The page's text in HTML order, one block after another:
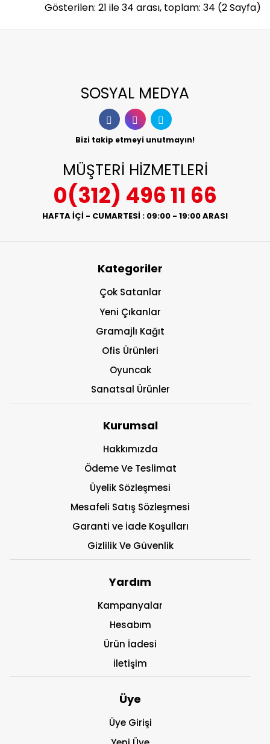
Gösterilen: 21 ile 34 arası, toplam: 34 (2 Sayfa)
SOSYAL MEDYA
Bizi takip etmeyi unutmayın!
MÜŞTERİ HİZMETLERİ
0(312) 496 11 66
HAFTA İÇİ - CUMARTESİ : 09:00 - 19:00 ARASI
Kategoriler
Çok Satanlar
Yeni Çıkanlar
Gramajlı Kağıt
Ofis Ürünleri
Oyuncak
Sanatsal Ürünler
Kurumsal
Hakkımızda
Ödeme Ve Teslimat
Üyelik Sözleşmesi
Mesafeli Satış Sözleşmesi
Garanti ve İade Koşulları
Gizlilik Ve Güvenlik
Yardım
Kampanyalar
Hesabım
Ürün İadesi
İletişim
Üye
Üye Girişi